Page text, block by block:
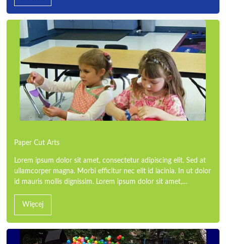
Paper Cut Arts
Lorem ipsum dolor sit amet, consectetur adipiscing elit. Sed at
ullamcorper magna. Morbi efficitur nec elit id lacinia. In ut dolor
id mauris mollis dignissim. Lorem ipsum dolor sit amet,…
Więcej